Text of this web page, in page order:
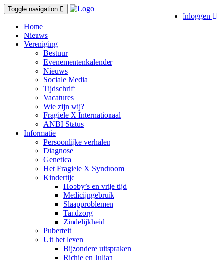
Inloggen
Toggle navigation
Home
Nieuws
Vereniging
Bestuur
Evenementenkalender
Nieuws
Sociale Media
Tijdschrift
Vacatures
Wie zijn wij?
Fragiele X Internationaal
ANBI Status
Informatie
Persoonlijke verhalen
Diagnose
Genetica
Het Fragiele X Syndroom
Kindertijd
Hobby’s en vrije tijd
Medicijngebruik
Slaapproblemen
Tandzorg
Zindelijkheid
Puberteit
Uit het leven
Bijzondere uitspraken
Richie en Julian